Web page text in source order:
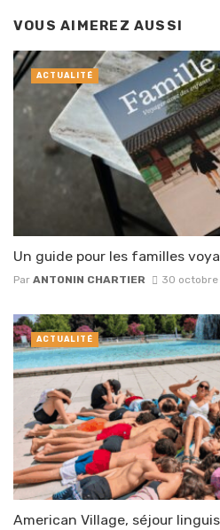
VOUS AIMEREZ AUSSI
Un guide pour les familles
Par ANTONIN CHARTIER 30 octobre
ACTUALITÉ
American Village, séjour
ACTUALITÉ